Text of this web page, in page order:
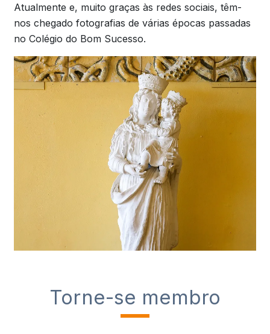
Atualmente e, muito graças às redes sociais, têm-
nos chegado fotografias de várias épocas passadas
no Colégio do Bom Sucesso.
Torne-se membro